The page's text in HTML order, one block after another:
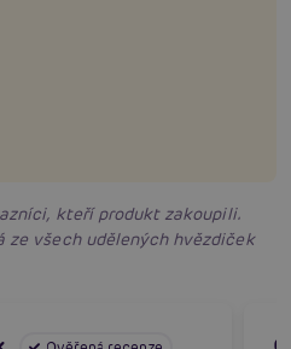
kteří produkt zakoupili.
ze všech udělených hvězdiček